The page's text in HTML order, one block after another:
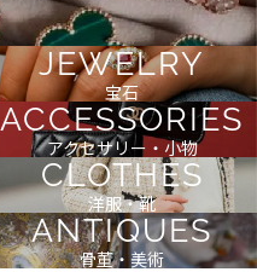
JEWELRY
宝石
ACCESSORIES
アクセサリー・小物
CLOTHES
洋服・靴
ANTIQUES
骨董・美術